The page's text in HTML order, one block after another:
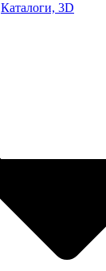
Каталоги, 3D